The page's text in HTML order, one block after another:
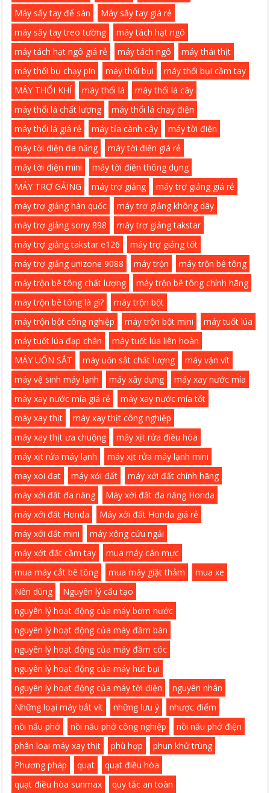
Máy sấy tay để sàn
Máy sấy tay giá rẻ
máy sấy tay treo tường
máy tách hạt ngô
máy tách hạt ngô giá rẻ
máy tách ngô
máy thái thịt
máy thổi bụ chạy pin
máy thổi bụi
máy thổi bụi cầm tay
MÁY THỔI KHÍ
máy thổi lá
máy thổi lá cây
máy thổi lá chất lượng
máy thổi lá chạy điện
máy thổi lá giá rẻ
máy tỉa cành cây
máy tời điện
máy tời điện đa năng
máy tời điện giá rẻ
máy tời điện mini
máy tời điện thông dụng
MÁY TRỢ GẢING
máy trợ giảng
máy trợ giảng giá rẻ
máy trợ giảng hàn quốc
máy trợ giảng không dây
máy trợ giảng sony 898
máy trợ giảng takstar
máy trợ giảng takstar e126
máy trợ giảng tốt
máy trợ giảng unizone 9088
máy trộn
máy trộn bê tông
máy trộn bê tông chất lượng
máy trộn bê tông chính hãng
máy trộn bê tông là gì?
máy trộn bột
máy trộn bột công nghiệp
máy trộn bột mini
máy tuốt lúa
máy tuốt lúa đạp chân
máy tuốt lúa liên hoàn
MÁY UỐN SẮT
máy uốn sắt chất lượng
máy vặn vít
máy vệ sinh máy lạnh
máy xây dựng
máy xay nước mía
máy xay nước mía giá rẻ
máy xay nước mía tốt
máy xay thịt
máy xay thịt công nghiệp
máy xay thịt ưa chuộng
máy xịt rửa điều hòa
máy xịt rửa máy lạnh
máy xịt rửa máy lạnh mini
may xoi đat
máy xới đất
máy xới đất chính hãng
máy xới đất đa năng
Máy xới đất đa năng Honda
máy xới đất Honda
Máy xới đất Honda giá rẻ
máy xới đất mini
máy xông cứu ngải
máy xớt đất cầm tay
mua máy cân mực
mua máy cắt bê tông
mua máy giặt thảm
mua xe
Nên dùng
Nguyên lý cấu tạo
nguyên lý hoạt động của máy bơm nước
nguyên lý hoạt động của máy đầm bàn
nguyên lý hoạt động của máy đầm cóc
nguyên lý hoạt động của máy hút bụi
nguyên lý hoạt động của máy tời điện
nguyên nhân
Những loại máy bắt vít
những lưu ý
nhược điểm
nồi nấu phở
nồi nấu phở công nghiệp
nồi nấu phở điện
phân loại máy xay thịt
phù hợp
phun khử trùng
Phương pháp
quạt
quạt điều hòa
quạt điều hòa sunmax
quy tắc an toàn